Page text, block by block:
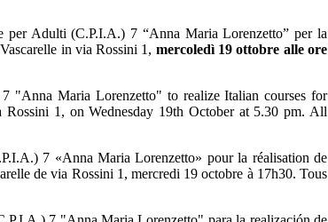
per Adulti (C.P.I.A.) 7 “Anna Maria Lorenzetto” per la
in via Rossini 1, mercoledì 19 ottobre alle ore
"Anna Maria Lorenzetto" to realize Italian courses for
Rossini 1, on Wednesday 19th October at 5.30 pm. All
7 «Anna Maria Lorenzetto» pour la réalisation de
de via Rossini 1, mercredi 19 octobre à 17h30. Tous